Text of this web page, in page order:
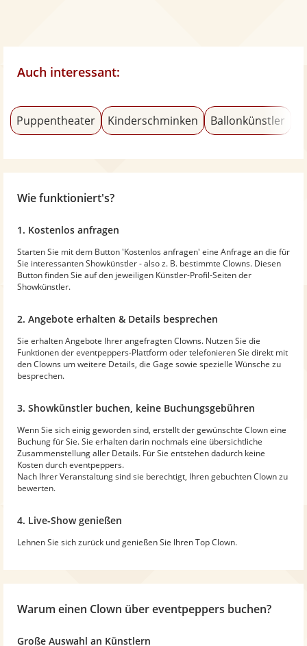
Auch interessant:
Puppentheater Kinderschminken Ballonkünstler
Wie funktioniert's?
1. Kostenlos anfragen
Starten Sie mit dem Button 'Kostenlos anfragen' eine Anfrage an die für
Sie interessanten Showkünstler - also z. B. bestimmte Clowns. Diesen
Button finden Sie auf den jeweiligen Künstler-Profil-Seiten der
Showkünstler.
2. Angebote erhalten & Details besprechen
Sie erhalten Angebote Ihrer angefragten Clowns. Nutzen Sie die
Funktionen der eventpeppers-Plattform oder telefonieren Sie direkt mit
den Clowns um weitere Details, die Gage sowie spezielle Wünsche zu
besprechen.
3. Showkünstler buchen, keine Buchungsgebühren
Wenn Sie sich einig geworden sind, erstellt der gewünschte Clown eine
Buchung für Sie. Sie erhalten darin nochmals eine übersichtliche
Zusammenstellung aller Details. Für Sie entstehen dadurch keine
Kosten durch eventpeppers.
Nach Ihrer Veranstaltung sind sie berechtigt, Ihren gebuchten Clown zu
bewerten.
4. Live-Show genießen
Lehnen Sie sich zurück und genießen Sie Ihren Top Clown.
Warum einen Clown über eventpeppers buchen?
Große Auswahl an Künstlern